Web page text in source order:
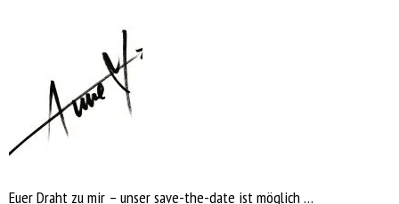
Euer Draht zu mir – unser save-the-date ist möglich …